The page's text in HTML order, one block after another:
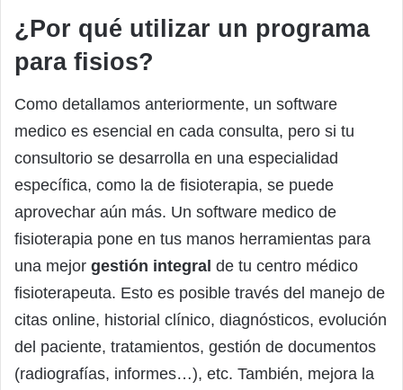
¿Por qué utilizar un programa
para fisios?
Como detallamos anteriormente, un software
medico es esencial en cada consulta, pero si tu
consultorio se desarrolla en una especialidad
específica, como la de fisioterapia, se puede
aprovechar aún más. Un software medico de
fisioterapia pone en tus manos herramientas para
una mejor gestión integral de tu centro médico
fisioterapeuta. Esto es posible través del manejo de
citas online, historial clínico, diagnósticos, evolución
del paciente, tratamientos, gestión de documentos
(radiografías, informes…), etc. También, mejora la